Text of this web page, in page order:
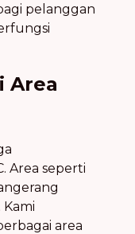
pelanggan
Area
Area seperti
area